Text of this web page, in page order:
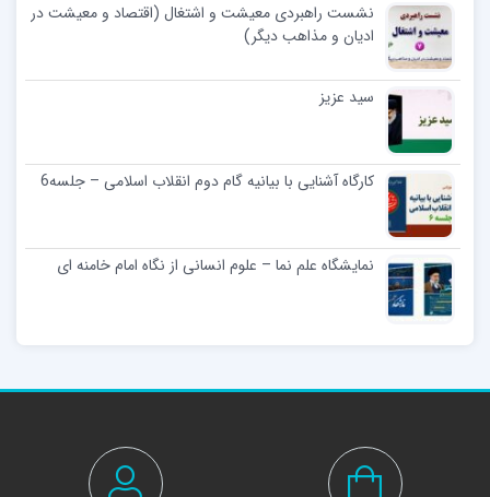
نشست راهبردی معیشت و اشتغال (اقتصاد و معیشت در
ادیان و مذاهب دیگر)
سید عزیز
کارگاه آشنایی با بیانیه گام دوم انقلاب اسلامی – جلسه6
نمایشگاه علم نما – علوم انسانی از نگاه امام خامنه ای